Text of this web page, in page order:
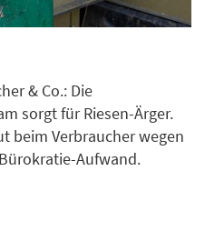
& Co.: Die
sorgt für Riesen-Ärger.
beim Verbraucher wegen
Aufwand.